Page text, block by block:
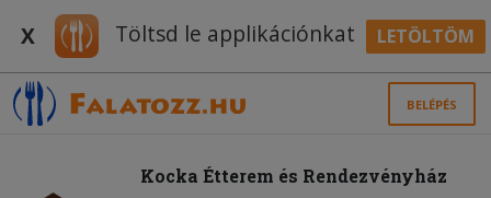
X Töltsd le applikációnkat LETÖLTÖM
BELÉPÉS
Kocka Étterem és Rendezvényház